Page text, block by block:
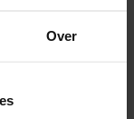
Over